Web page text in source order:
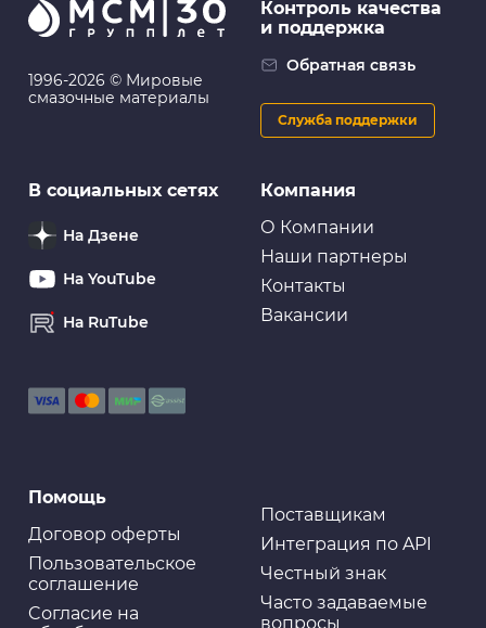
1996-2026 © Мировые
смазочные материалы
Компания
О Компании
Наши партнеры
Контакты
Вакансии
Помощь
Договор оферты
Пользовательское
соглашение
Cогласие на
Поставщикам
Интеграция по API
Честный знак
Часто задаваемые
вопросы
Контроль качества
и поддержка
Обратная связь
Служба поддержки
В социальных сетях
На Дзене
На YouTube
На RuTube